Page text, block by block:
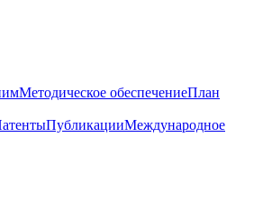
Методическое обеспечениеПлан
ПубликацииМеждународное